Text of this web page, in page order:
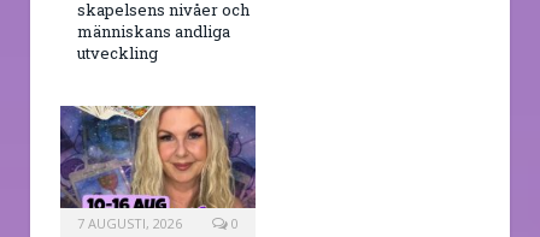
skapelsens nivåer och
människans andliga
utveckling
7 AUGUSTI, 2026 0